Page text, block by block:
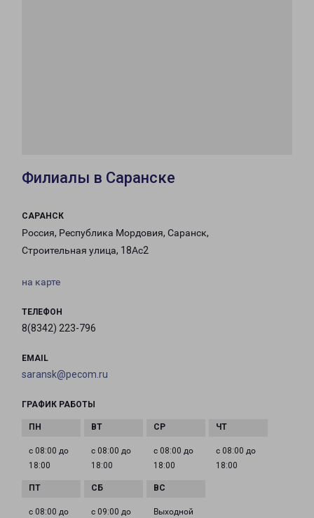
Филиалы в Саранске
САРАНСК
Россия, Республика Мордовия, Саранск,
Строительная улица, 18Ас2
на карте
ТЕЛЕФОН
8(8342) 223-796
EMAIL
saransk@pecom.ru
ГРАФИК РАБОТЫ
с 08:00 до
18:00
с 08:00 до
18:00
с 08:00 до
18:00
с 08:00 до
18:00
с 08:00 до
с 09:00 до
Выходной